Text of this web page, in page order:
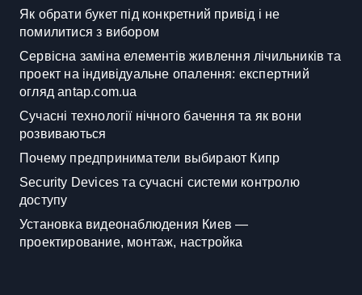
Як обрати букет під конкретний привід і не
помилитися з вибором
Сервісна заміна елементів живлення лічильників та
проект на індивідуальне опалення: експертний
огляд antap.com.ua
Сучасні технології нічного бачення та як вони
розвиваються
Почему предприниматели выбирают Кипр
Security Devices та сучасні системи контролю
доступу
Установка видеонаблюдения Киев —
проектирование, монтаж, настройка